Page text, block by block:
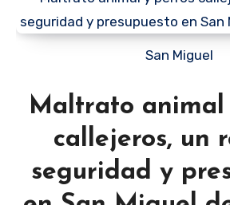
San Miguel
Maltrato animal
callejeros, un
seguridad y